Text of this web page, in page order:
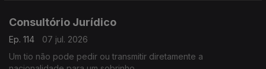
Consultório Jurídico
Ep. 114
07 jul. 2026
Um tio não pode pedir ou transmitir diretamente a